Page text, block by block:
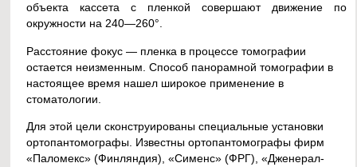
объекта кассета с пленкой совершают движение по
окружности на 240—260°.
Расстояние фокус — пленка в процессе томографии
остается неизменным. Способ панорамной томографии в
настоящее время нашел широкое применение в
стоматологии.
Для этой цели сконструированы специальные установки
ортопантомографы. Известны ортопантомографы фирм
«Паломекс» (Финляндия), «Сименс» (ФРГ), «Дженерал-